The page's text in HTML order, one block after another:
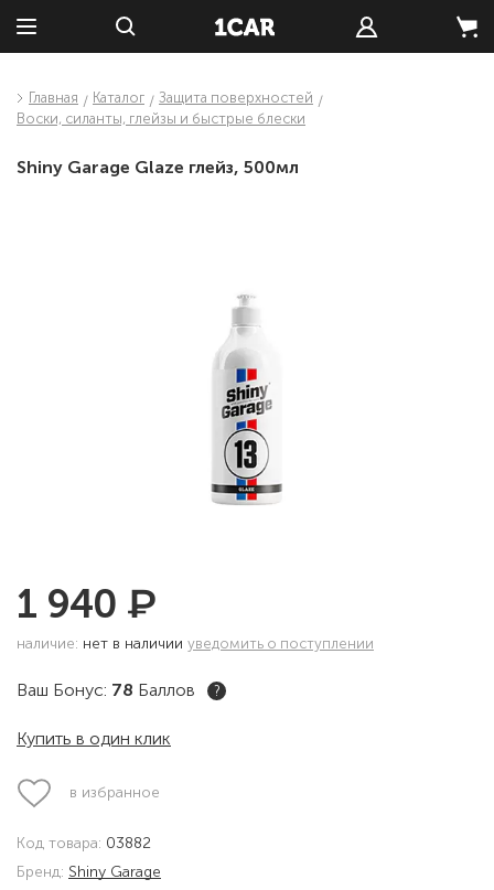
Главная Каталог
Защита поверхностей
Воски, силанты, глейзы и быстрые блески
Shiny Garage Glaze глейз, 500мл
1 940 ₽
наличие: нет в наличии уведомить о поступлении
Ваш Бонус: 78 Баллов ?
Купить в один клик
в избранное
Код товара: 03882
Бренд: Shiny Garage